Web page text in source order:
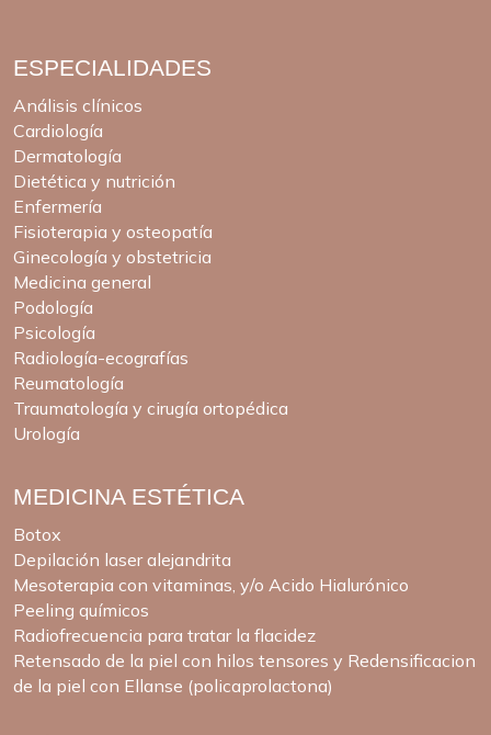
ESPECIALIDADES
Análisis clínicos
Cardiología
Dermatología
Dietética y nutrición
Enfermería
Fisioterapia y osteopatía
Ginecología y obstetricia
Medicina general
Podología
Psicología
Radiología-ecografías
Reumatología
Traumatología y cirugía ortopédica
Urología
MEDICINA ESTÉTICA
Botox
Depilación laser alejandrita
Mesoterapia con vitaminas, y/o Acido Hialurónico
Peeling químicos
Radiofrecuencia para tratar la flacidez
Retensado de la piel con hilos tensores y Redensificacion
de la piel con Ellanse (policaprolactona)